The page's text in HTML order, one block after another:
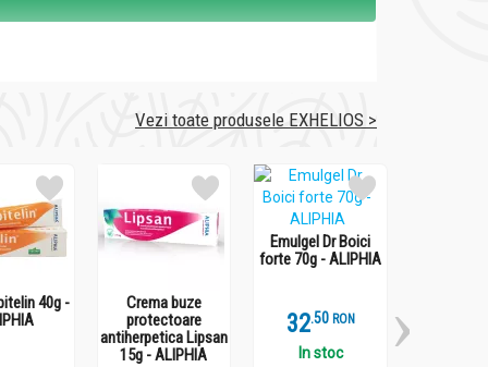
B6 în excipienți de calitate
Vezi toate produsele EXHELIOS >
40g -
Crema buze
protectoare
antiherpetica Lipsan
15g - ALIPHIA
Emulgel Dr Boici
forte 70g - ALIPHIA
32.5 RON
In stoc